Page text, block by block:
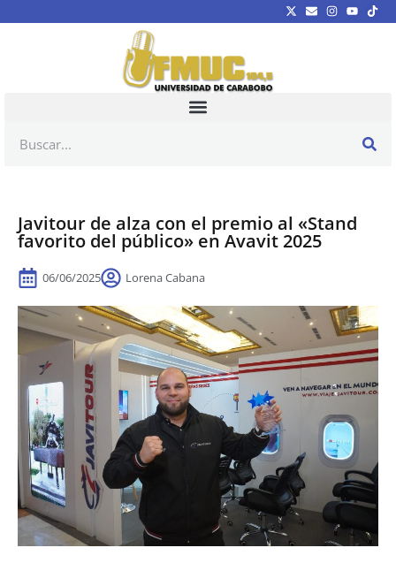
Javitour de alza con el premio al «Stand
favorito del público» en Avavit 2025
06/06/2025 Lorena Cabana